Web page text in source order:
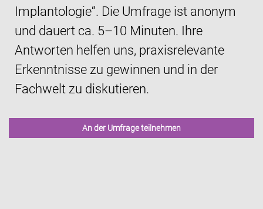
Implantologie“. Die Umfrage ist anonym
und dauert ca. 5–10 Minuten. Ihre
Antworten helfen uns, praxisrelevante
Erkenntnisse zu gewinnen und in der
Fachwelt zu diskutieren.
An der Umfrage teilnehmen